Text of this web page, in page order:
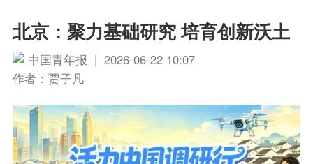
北京：聚力基础研究 培育创新沃土
中国青年报 | 2026-06-22 10:07
作者：贾子凡